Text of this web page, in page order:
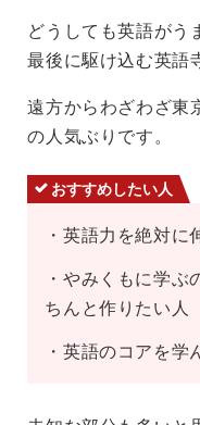
どうしても英語がう
最後に駆け込む英語
遠方からわざわざ東
の人気ぶりです。
おすすめしたい人
・英語力を絶対に
・やみくもに学ぶ
ちんと作りたい人
・英語のコアを学